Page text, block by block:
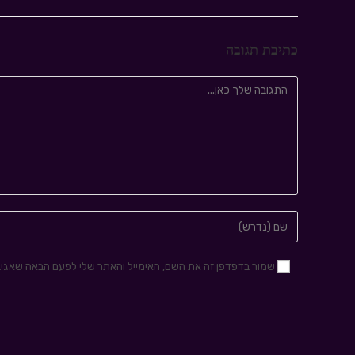
כתיבת תגובה
שמור בדפדפן זה את השם, האימייל והאתר שלי לפעם הבאה